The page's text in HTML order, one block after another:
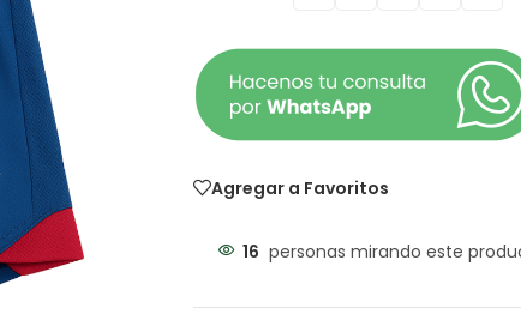
Agregar a Favoritos
16 personas mirando este